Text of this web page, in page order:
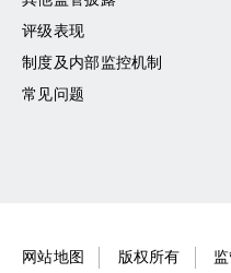
评级表现
制度及内部监控机制
常见问题
网站地图 版权所有